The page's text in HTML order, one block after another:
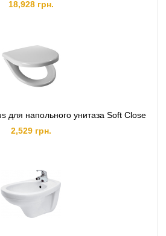
18,928 грн.
для напольного унитаза Soft Close
2,529 грн.